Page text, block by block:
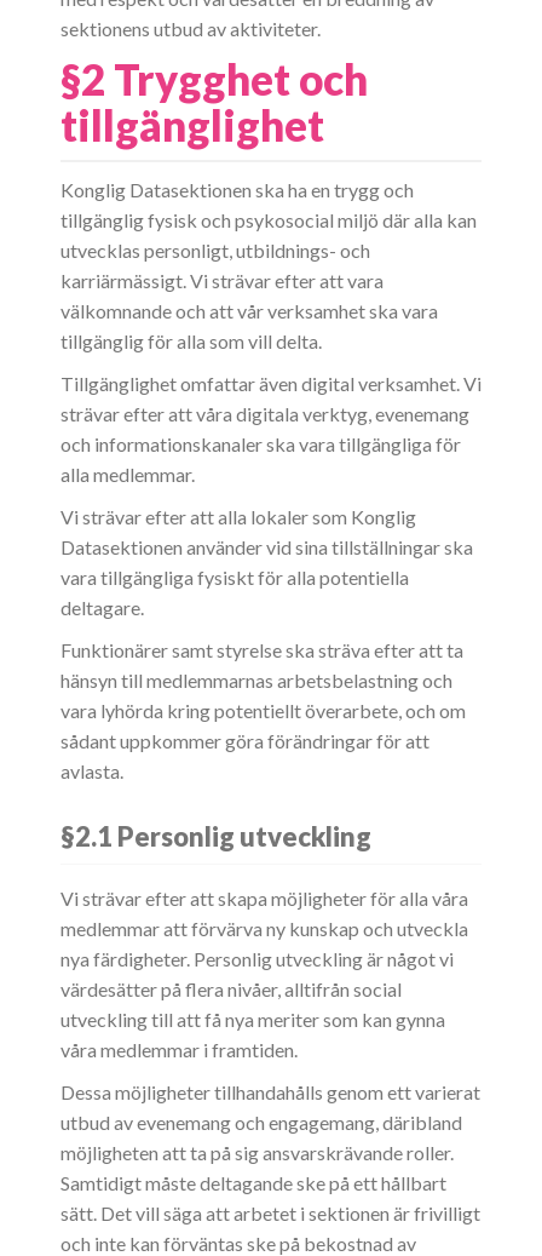
sektionens utbud av aktiviteter.
§2 Trygghet och
tillgänglighet
Konglig Datasektionen ska ha en trygg och
tillgänglig fysisk och psykosocial miljö där alla kan
utvecklas personligt, utbildnings- och
karriärmässigt. Vi strävar efter att vara
välkomnande och att vår verksamhet ska vara
tillgänglig för alla som vill delta.
Tillgänglighet omfattar även digital verksamhet. Vi
strävar efter att våra digitala verktyg, evenemang
och informationskanaler ska vara tillgängliga för
alla medlemmar.
Vi strävar efter att alla lokaler som Konglig
Datasektionen använder vid sina tillställningar ska
vara tillgängliga fysiskt för alla potentiella
deltagare.
Funktionärer samt styrelse ska sträva efter att ta
hänsyn till medlemmarnas arbetsbelastning och
vara lyhörda kring potentiellt överarbete, och om
sådant uppkommer göra förändringar för att
avlasta.
§2.1 Personlig utveckling
Vi strävar efter att skapa möjligheter för alla våra
medlemmar att förvärva ny kunskap och utveckla
nya färdigheter. Personlig utveckling är något vi
värdesätter på flera nivåer, alltifrån social
utveckling till att få nya meriter som kan gynna
våra medlemmar i framtiden.
Dessa möjligheter tillhandahålls genom ett varierat
utbud av evenemang och engagemang, däribland
möjligheten att ta på sig ansvarskrävande roller.
Samtidigt måste deltagande ske på ett hållbart
sätt. Det vill säga att arbetet i sektionen är frivilligt
och inte kan förväntas ske på bekostnad av